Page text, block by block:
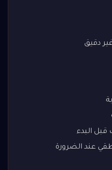
دقيق
البدء
عند الضرورة